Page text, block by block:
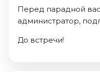
Перед парадной
администратор,
До встречи!